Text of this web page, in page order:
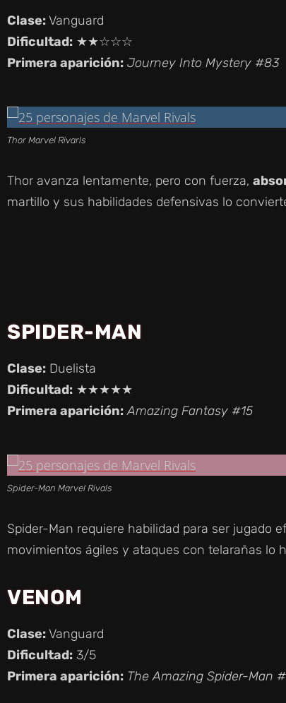
Clase:Vanguard
Dificultad: ★★☆☆☆
Primera aparición: Journey Into Mystery #83
Thor Marvel Rivarls
Thor avanza lentamente, pero con fuerza,
martillo y sus habilidades defensivas lo
SPIDER-MAN
Clase: Duelista
Dificultad: ★★★★★
Primera aparición: Amazing Fantasy #15
Spider-Man Marvel Rivals
Spider-Man requiere habilidad para ser jugado
movimientos ágiles y ataques con telarañas lo
VENOM
Clase:Vanguard
Dificultad: 3/5
Primera aparición: The Amazing Spider-Man